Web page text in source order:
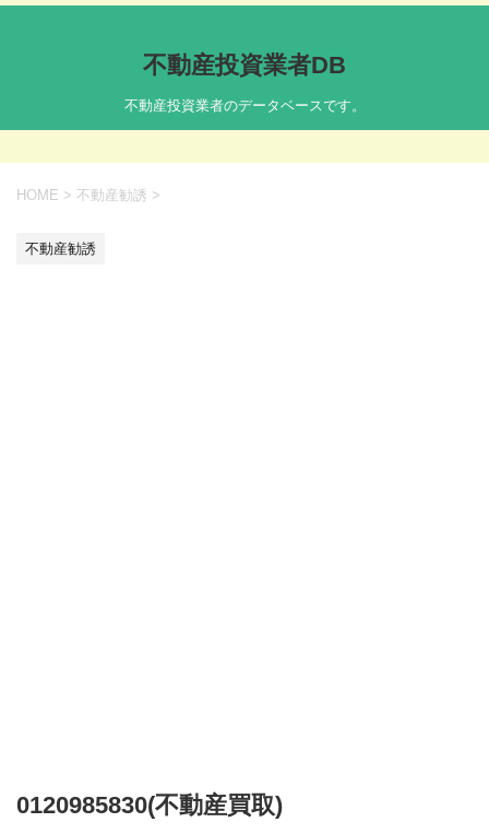
不動産投資業者DB
不動産投資業者のデータベースです。
HOME > 不動産勧誘 >
不動産勧誘
0120985830(不動産買取)